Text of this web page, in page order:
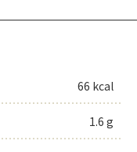
66 kcal
1.6 g